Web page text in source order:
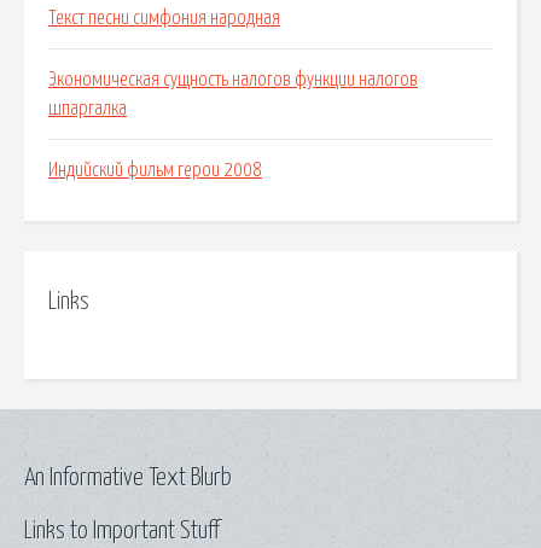
Текст песни симфония народная
Экономическая сущность налогов функции налогов
шпаргалка
Индийский фильм герои 2008
Links
Links to Important Stuff
An Informative Text Blurb